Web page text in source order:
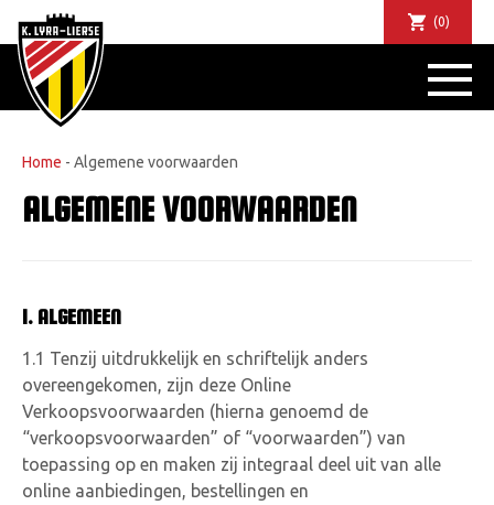
(0)
Home - Algemene voorwaarden
ALGEMENE VOORWAARDEN
1. ALGEMEEN
1.1 Tenzij uitdrukkelijk en schriftelijk anders
overeengekomen, zijn deze Online
Verkoopsvoorwaarden (hierna genoemd de
“verkoopsvoorwaarden” of “voorwaarden”) van
toepassing op en maken zij integraal deel uit van alle
online aanbiedingen, bestellingen en
NIEUWS
DE CLUB
FANSHOP